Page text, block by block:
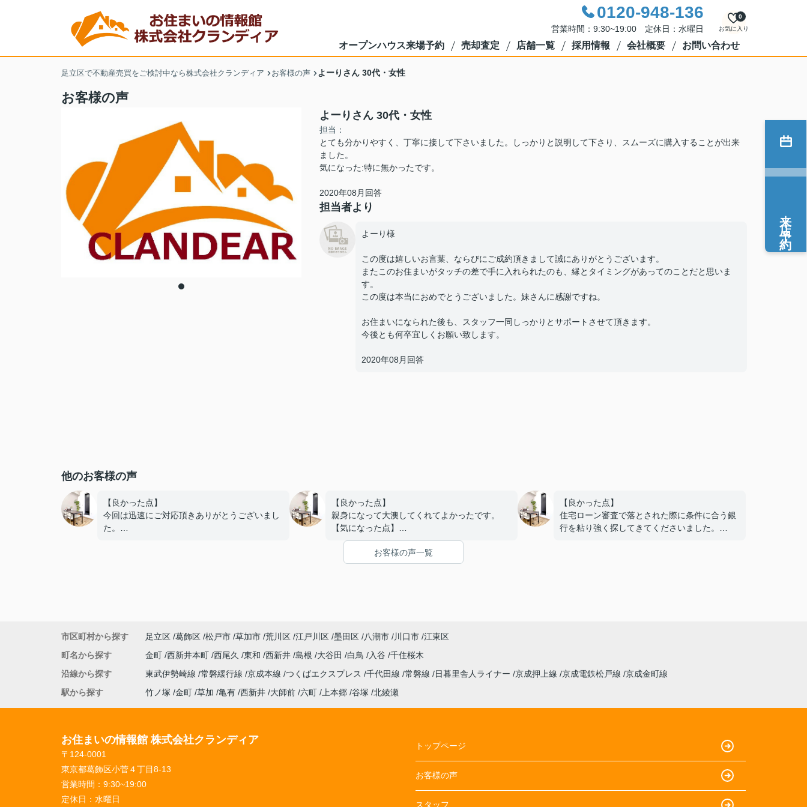
0120-948-136
営業時間：9:30~19:00 定休日：水曜日 お気に入り
0
オープンハウス来場予約 売却査定 店舗一覧 採用情報 会社概要 お問い合わせ
足立区で不動産売買をご検討中なら株式会社クランディア お客様の声 よーりさん 30代・女性
お客様の声
よーりさん 30代・女性
担当：
とても分かりやすく、丁寧に接して下さいました。しっかりと説明して下さり、スムーズに購入することが出来
ました。
気になった:特に無かったです。
2020年08月回答
担当者より
よーり様
この度は嬉しいお言葉、ならびにご成約頂きまして誠にありがとうございます。
またこのお住まいがタッチの差で手に入れられたのも、縁とタイミングがあってのことだと思いま
す。
この度は本当におめでとうございました。妹さんに感謝ですね。
お住まいになられた後も、スタッフ一同しっかりとサポートさせて頂きます。
今後とも何卒宜しくお願い致します。
2020年08月回答
他のお客様の声
【良かった点】
今回は迅速にご対応頂きありがとうございまし
た。
【良かった点】
親身になって大澳してくれてよかったです。
【気になった点】
特になし
【良かった点】
住宅ローン審査で落とされた際に条件に合う銀
行を粘り強く探してきてくださいました。
お客様の声一覧
来店予約
市区町村から探す 足立区 葛飾区 松戸市 草加市 荒川区 江戸川区 墨田区 八潮市 川口市 江東区
町名から探す
金町 西新井本町 西尾久 東和 西新井 島根 大谷田 白鳥 入谷 千住桜木
沿線から探す
東武伊勢崎線 常磐緩行線 京成本線 つくばエクスプレス 千代田線 常磐線 日暮里舎人ライナー 京成押上線 京成電鉄松戸線 京成金町線
駅から探す
竹ノ塚 金町 草加 亀有 西新井 大師前 六町 上本郷 谷塚 北綾瀬
お住まいの情報館 株式会社クランディア
〒124-0001
東京都葛飾区小菅４丁目8-13
営業時間： 9:30~19:00
定休日： 水曜日
トップページ
お客様の声
スタッフ